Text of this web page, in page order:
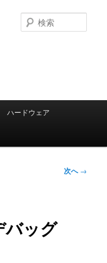
索
ハードウェア
次へ→
バッグ